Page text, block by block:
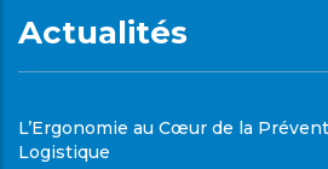
Actualités
L’Ergonomie au Cœur de la
Logistique